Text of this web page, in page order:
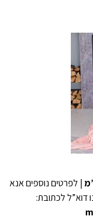
| לפרטים נוספים אנא